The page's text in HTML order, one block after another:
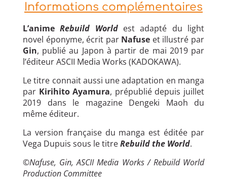
Informations complémentaires
L’animeRebuild Worldest adapté du light
novel éponyme, écrit par Nafuse et illustré par
Gin, publié au Japon à partir de mai 2019 par
l’éditeur ASCII Media Works (KADOKAWA).
Le titre connait aussi une adaptation en manga
par Kirihito Ayamura, prépublié depuis juillet
2019 dans le magazine Dengeki Maoh du
même éditeur.
La version française du manga est éditée par
Vega Dupuis sous le titreRebuild the World.
©Nafuse, Gin, ASCII Media Works / Rebuild World
Production Committee